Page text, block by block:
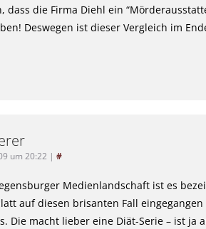
dass die Firma Diehl ein
Deswegen ist dieser Vergleich im
um 20:22 | #
Medienlandschaft ist es
auf diesen brisanten Fall
Die macht lieber eine Diät-Serie – ist